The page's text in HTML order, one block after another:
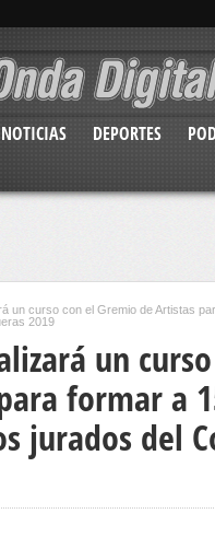
NOTICIAS DEPORTES
un curso con el Gremio de Artistas
2019
un
formar a
jurados del